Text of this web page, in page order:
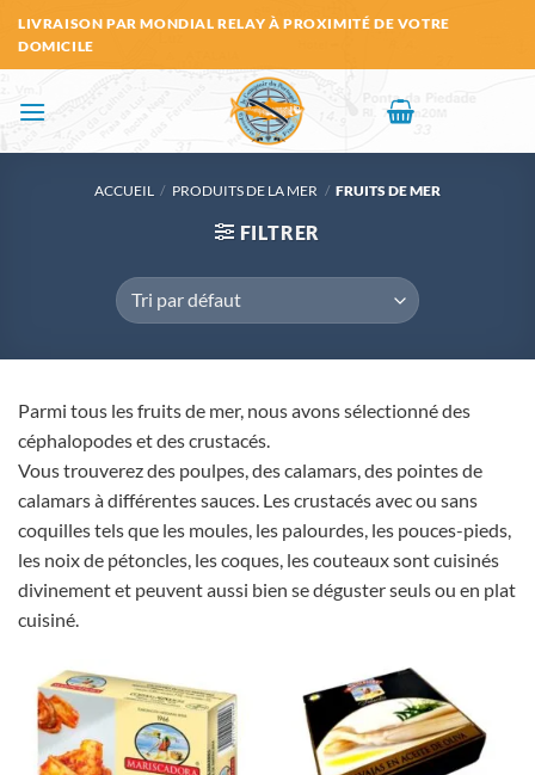
Passer
au
contenu
LIVRAISON PAR MONDIAL RELAY À PROXIMITÉ DE VOTRE
DOMICILE
ACCUEIL / PRODUITS DE LA MER / FRUITS DE MER
FILTRER
Parmi tous les fruits de mer, nous avons sélectionné des
céphalopodes et des crustacés.
Vous trouverez des poulpes, des calamars, des pointes de
calamars à différentes sauces. Les crustacés avec ou sans
coquilles tels que les moules, les palourdes, les pouces-pieds,
les noix de pétoncles, les coques, les couteaux sont cuisinés
divinement et peuvent aussi bien se déguster seuls ou en plat
cuisiné.